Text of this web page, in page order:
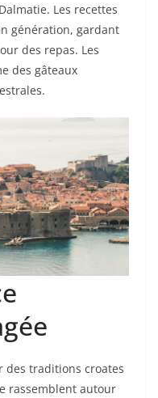
Les recettes
génération, gardant
des repas. Les
des gâteaux
des traditions croates
rassemblent autour